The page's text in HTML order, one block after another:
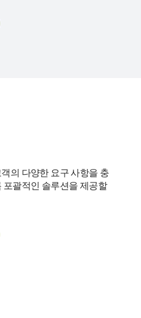
의 다양한 요구 사항을 충
포괄적인 솔루션을 제공할